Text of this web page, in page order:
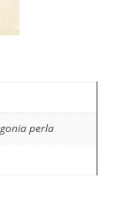
perla